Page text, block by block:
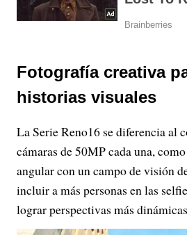
Fotografía creativa
historias visuales
La Serie Reno16 se diferencia al
cámaras de 50MP cada una,
angular con un campo de visión
incluir a más personas en las
lograr perspectivas más